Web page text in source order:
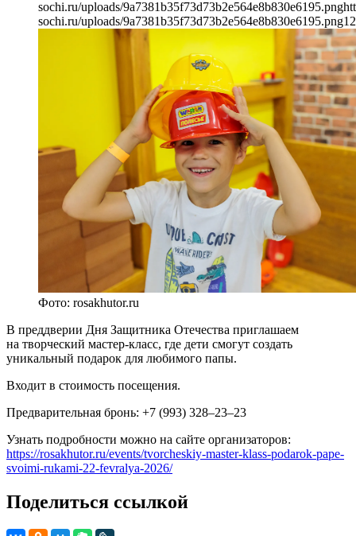
sochi.ru/uploads/9a7381b35f73d73b2e564e8b830e6195.png
sochi.ru/uploads/9a7381b35f73d73b2e564e8b830e6195.png
Фото: rosakhutor.ru
В преддверии Дня Защитника Отечества приглашаем
на творческий мастер-класс, где дети смогут создать
уникальный подарок для любимого папы.
Входит в стоимость посещения.
Предварительная бронь: +7 (993) 328–23–23
Узнать подробности можно на сайте организаторов:
https://rosakhutor.ru/events/tvorcheskiy-master-klass-podarok-pape-
svoimi-rukami-22-fevralya-2026/
Поделиться ссылкой